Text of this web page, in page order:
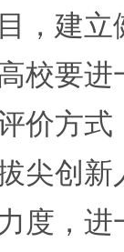
，建
校要
价方
尖创
度，